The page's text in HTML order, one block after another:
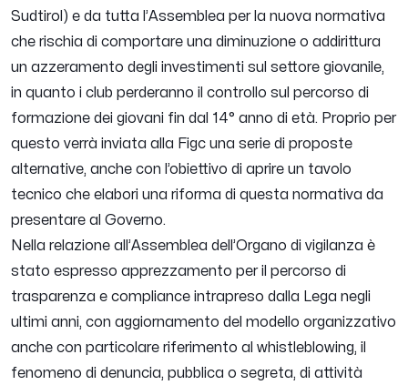
Sudtirol) e da tutta l’Assemblea per la nuova normativa
che rischia di comportare una diminuzione o addirittura
un azzeramento degli investimenti sul settore giovanile,
in quanto i club perderanno il controllo sul percorso di
formazione dei giovani fin dal 14° anno di età. Proprio per
questo verrà inviata alla Figc una serie di proposte
alternative, anche con l’obiettivo di aprire un tavolo
tecnico che elabori una riforma di questa normativa da
presentare al Governo.
Nella relazione all’Assemblea dell’Organo di vigilanza è
stato espresso apprezzamento per il percorso di
trasparenza e compliance intrapreso dalla Lega negli
ultimi anni, con aggiornamento del modello organizzativo
anche con particolare riferimento al whistleblowing, il
fenomeno di denuncia, pubblica o segreta, di attività